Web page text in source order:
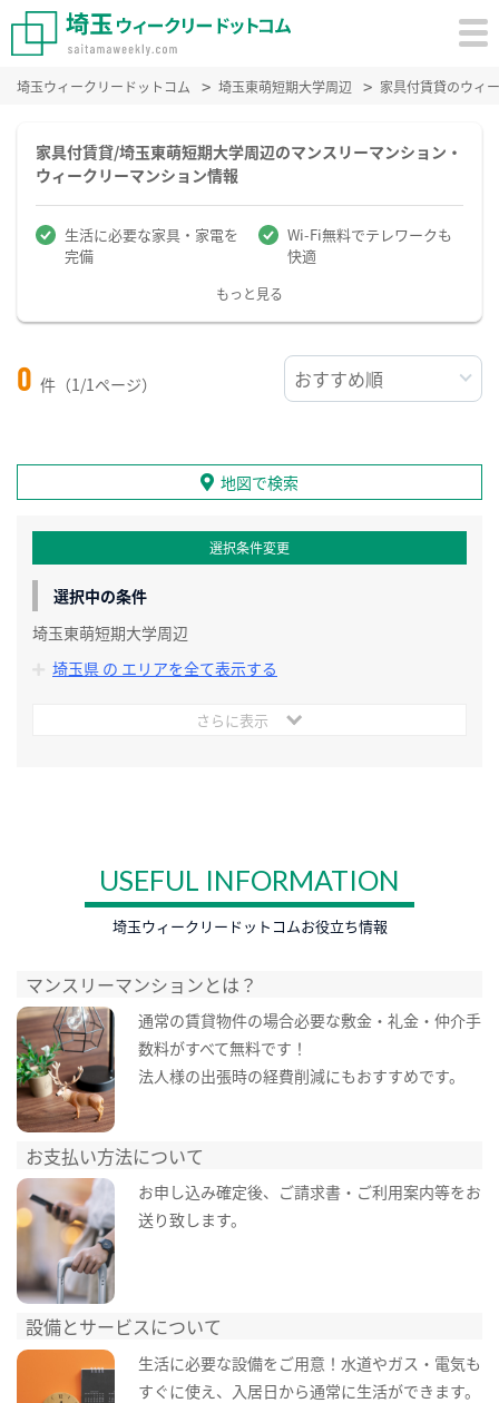
埼玉ウィークリードットコム 埼玉東萌短期大学周辺 家具付賃貸のウィ
家具付賃貸/埼玉東萌短期大学周辺のマンスリーマンション・
ウィークリーマンション情報
生活に必要な家具・家電を
完備
Wi-Fi無料でテレワークも
快適
もっと見る
0 件（1/1ページ）
地図で検索
選択条件変更
選択中の条件
埼玉東萌短期大学周辺
埼玉県 の エリアを全て表示する
さらに表示
USEFUL INFORMATION
埼玉ウィークリードットコムお役立ち情報
マンスリーマンションとは？
通常の賃貸物件の場合必要な敷金・礼金・仲介手
数料がすべて無料です！
法人様の出張時の経費削減にもおすすめです。
お支払い方法について
お申し込み確定後、ご請求書・ご利用案内等をお
送り致します。
設備とサービスについて
生活に必要な設備をご用意！水道やガス・電気も
すぐに使え、入居日から通常に生活ができます。